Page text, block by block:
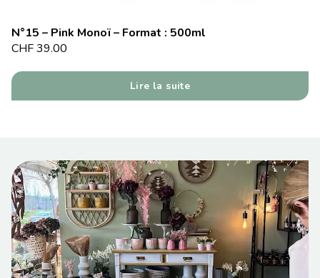
N°15 – Pink Monoï – Format : 500ml
CHF39.00
Lire la suite